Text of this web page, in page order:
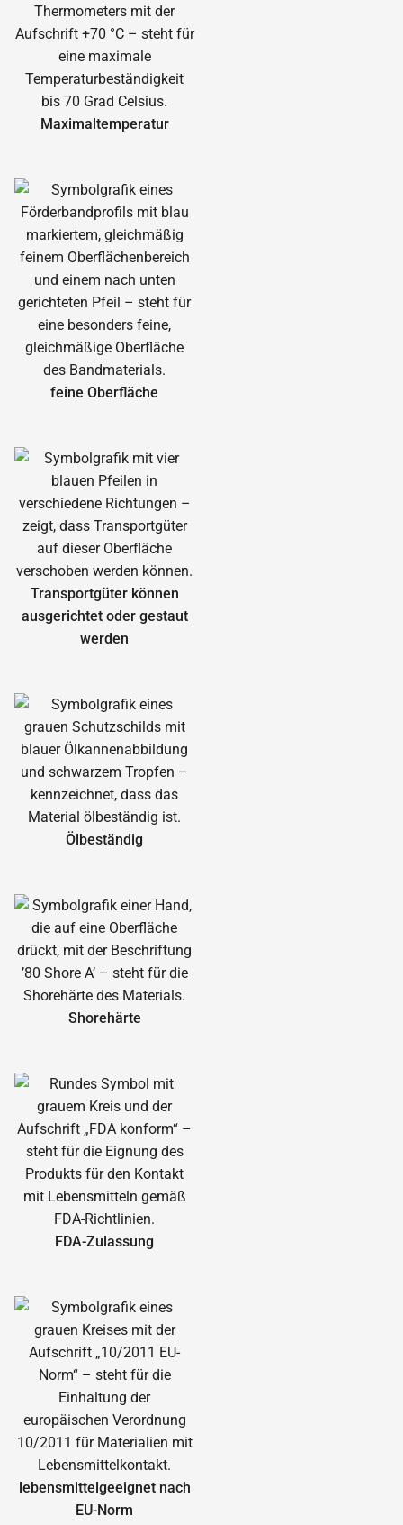
Maximal­temperatur
feine Oberfläche
Transportgüter können
ausgerichtet oder gestaut
werden
Ölbeständig
Shorehärte
FDA-Zulassung
lebensmittelgeeignet nach
EU-Norm